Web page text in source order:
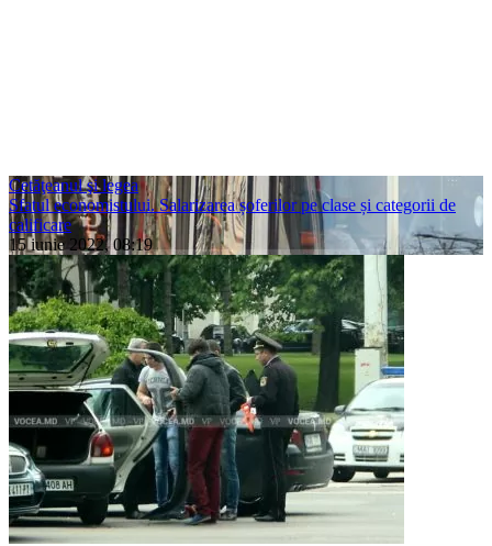
Cetăţeanul şi legea
Sfatul economistului. Salarizarea șoferilor pe clase și categorii de
calificare
15 iunie 2022, 08:19